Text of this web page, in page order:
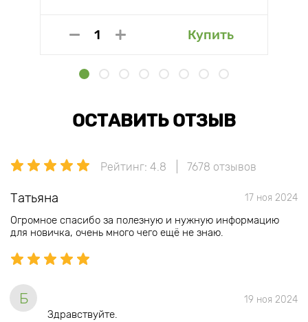
Купить
ОСТАВИТЬ ОТЗЫВ
Рейтинг: 4.8 7678 отзывов
Татьяна 17 ноя 2024
Огромное спасибо за полезную и нужную информацию
для новичка, очень много чего ещё не знаю.
Б 19 ноя 2024
Здравствуйте.